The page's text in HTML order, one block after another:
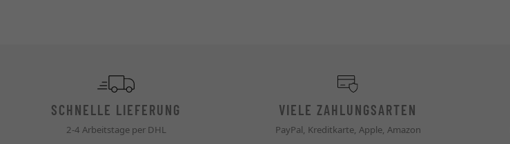
SCHNELLE LIEFERUNG
2-4 Arbeitstage per DHL
VIELE ZAHLUNGSARTEN
PayPal, Kreditkarte, Apple, Amazon